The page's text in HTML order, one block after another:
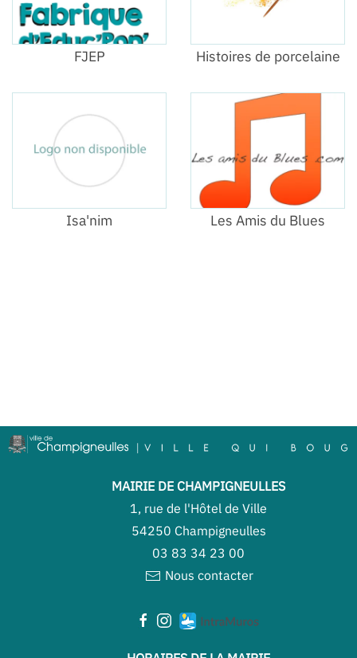
FJEP Histoires de porcelaine
Isa'nim Les Amis du Blues
MAIRIE DE CHAMPIGNEULLES
1, rue de l'Hôtel de Ville
54250 Champigneulles
03 83 34 23 00
Nous contacter